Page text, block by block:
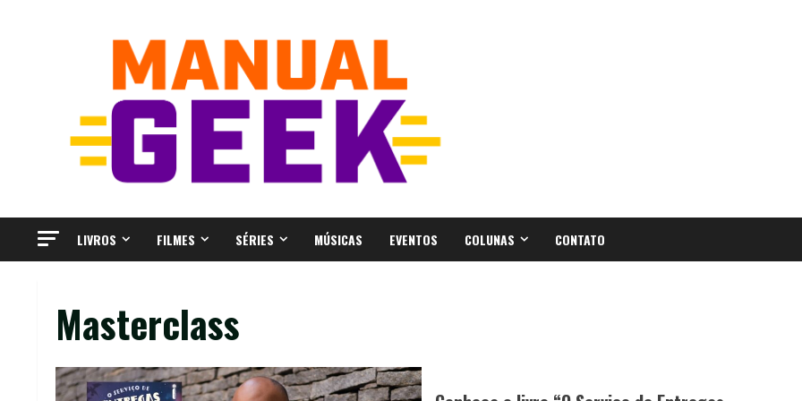
LIVROS FILMES SÉRIES MÚSICAS EVENTOS COLUNAS CONTATO
Masterclass